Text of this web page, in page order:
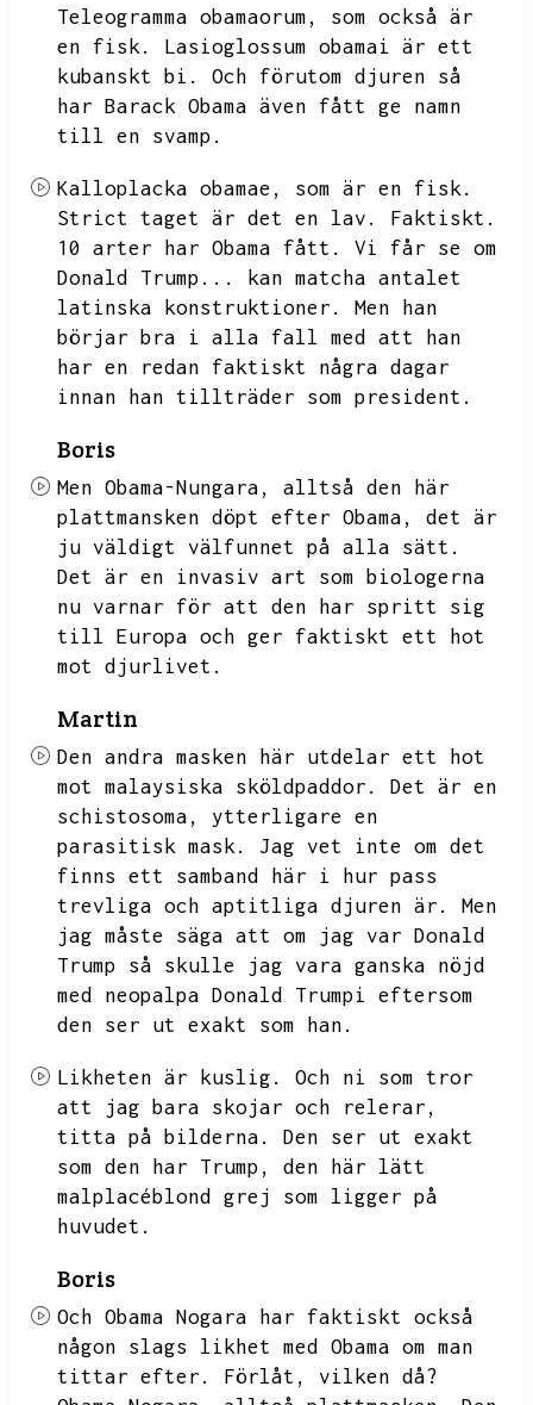
Teleogramma obamaorum,
som också är
en fisk.
Lasioglossum obamai är ett
kubanskt bi.
Och förutom djuren så
har Barack Obama även fått ge namn
till en svamp.
Kalloplacka obamae,
som är en fisk.
Strict taget är det en lav.
Faktiskt.
10 arter har Obama fått.
Vi får se om
Donald Trump...
kan matcha antalet
latinska konstruktioner.
Men han
börjar bra i alla fall med att han
har en redan faktiskt några dagar
innan han tillträder som president.
Boris
Men Obama-Nungara,
alltså den här
plattmansken döpt efter Obama,
det är
ju väldigt välfunnet på alla sätt.
Det är en invasiv art som biologerna
nu varnar för att den har spritt sig
till Europa och ger faktiskt ett hot
mot djurlivet.
Martin
Den andra masken här utdelar ett hot
mot malaysiska sköldpaddor.
Det är en
schistosoma,
ytterligare en
parasitisk mask.
Jag vet inte om det
finns ett samband här i hur pass
trevliga och aptitliga djuren är.
Men
jag måste säga att om jag var Donald
Trump så skulle jag vara ganska nöjd
med neopalpa Donald Trumpi eftersom
den ser ut exakt som han.
Likheten är kuslig.
Och ni som tror
att jag bara skojar och relerar,
titta på bilderna.
Den ser ut exakt
som den har Trump,
den här lätt
malplacéblond grej som ligger på
huvudet.
Boris
Och Obama Nogara har faktiskt också
någon slags likhet med Obama om man
tittar efter.
Förlåt,
vilken då?